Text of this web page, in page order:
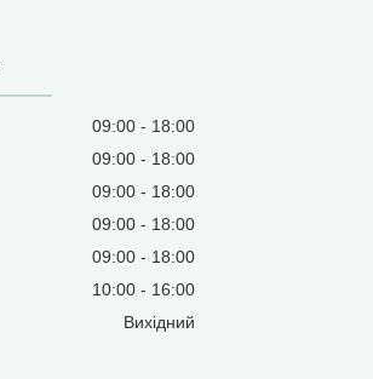
09:00
18:00
09:00
18:00
09:00
18:00
09:00
18:00
09:00
18:00
10:00
16:00
Вихідний